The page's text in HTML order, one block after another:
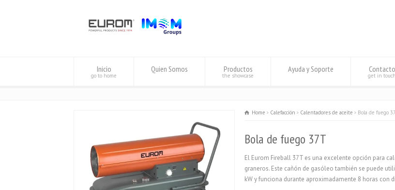
Inicio
go to home
Quien Somos Productos
the showcase
Ayuda y Soporte Contacto
get in touch
Home Calefacciön Calentadores de aceite Bola de fuego
Bola de fuego 37T
El Eurom Fireball 37T es una excelente opción para
graneros. Este cañón de gasóleo también se puede
kW y funciona durante aproximadamente 8 horas con